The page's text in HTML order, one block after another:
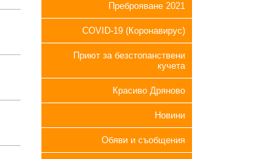
Преброяване 2021
COVID-19 (Коронавирус)
Приют за безстопанствени
кучета
Красиво Дряново
Новини
Обяви и съобщения